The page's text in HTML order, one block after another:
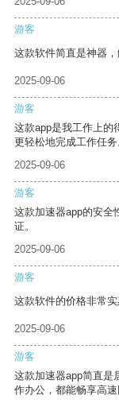
游客
这款软件简直是神器，
2025-09-06
游客
这款app是我工作上的
更轻松地完成工作任务
2025-09-06
游客
这款加速器app的安全
证。
2025-09-06
游客
这款软件的价格非常实
2025-09-06
游客
这款加速器app简直是
作办公，都能畅享高